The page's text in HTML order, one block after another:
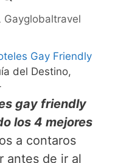
Gayglobaltravel
Gay Friendly
del Destino,
gay friendly
los 4 mejores
a contaros
antes de ir al